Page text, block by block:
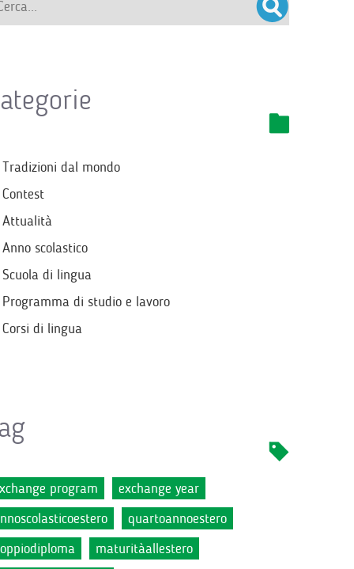
Tradizioni dal mondo
Contest
Attualità
Anno scolastico
Scuola di lingua
Programma di studio e lavoro
Corsi di lingua
program
exchange year
quartoannoestero
maturitàallestero